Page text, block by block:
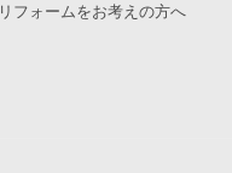
リフォームをお考えの方へ